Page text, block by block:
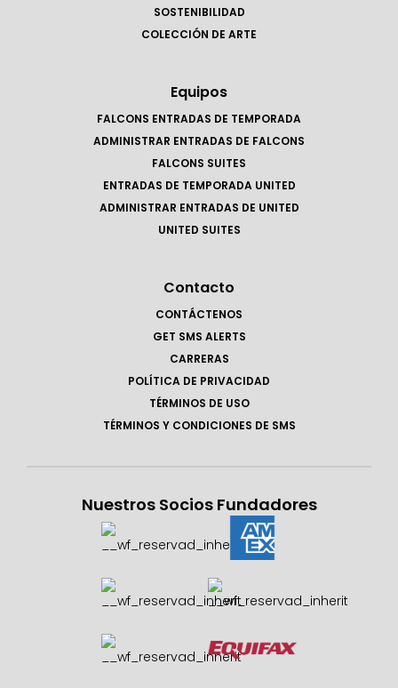
SOSTENIBILIDAD
COLECCIÓN DE ARTE
Equipos
FALCONS ENTRADAS DE TEMPORADA
ADMINISTRAR ENTRADAS DE FALCONS
FALCONS SUITES
ENTRADAS DE TEMPORADA UNITED
ADMINISTRAR ENTRADAS DE UNITED
UNITED SUITES
Contacto
CONTÁCTENOS
GET SMS ALERTS
CARRERAS
POLÍTICA DE PRIVACIDAD
TÉRMINOS DE USO
TÉRMINOS Y CONDICIONES DE SMS
Nuestros Socios Fundadores